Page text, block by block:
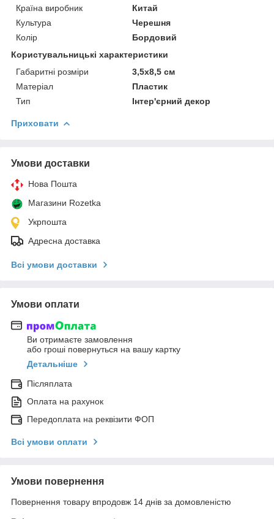
Країна виробник
Китай
Культура
Черешня
Колір
Бордовий
Користувальницькі характеристики
Габаритні розміри
3,5x8,5 см
Матеріал
Пластик
Тип
Інтер'єрний декор
Приховати
Умови доставки
Нова Пошта
Магазини Rozetka
Укрпошта
Адресна доставка
Всі умови доставки
Умови оплати
Ви отримаєте замовлення
або гроші повернуться на вашу картку
Детальніше
Післяплата
Оплата на рахунок
Передоплата на реквізити ФОП
Всі умови оплати
Умови повернення
Повернення товару впродовж 14 днів за домовленістю